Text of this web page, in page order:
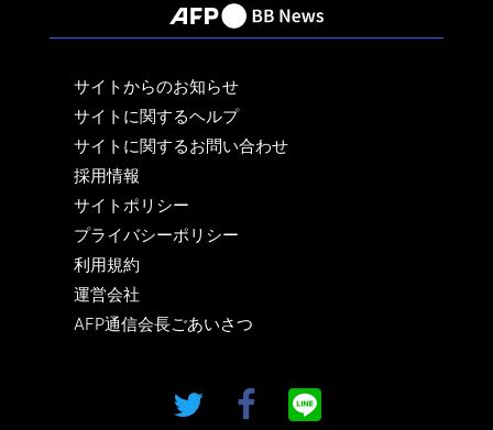
サイトからのお知らせ
サイトに関するヘルプ
サイトに関するお問い合わせ
採用情報
サイトポリシー
プライバシーポリシー
利用規約
運営会社
AFP通信会長ごあいさつ